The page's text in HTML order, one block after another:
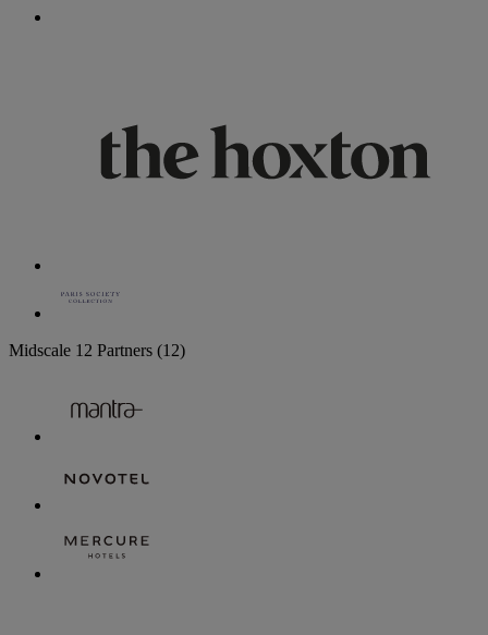
Midscale 12 Partners (12)